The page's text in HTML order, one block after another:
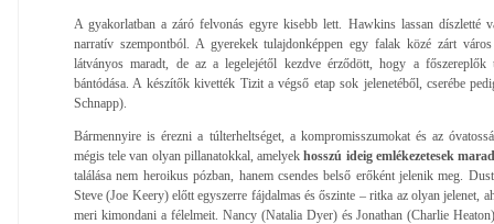
A gyakorlatban a záró felvonás egyre kisebb lett. Hawkins lassan díszletté
narratív szempontból. A gyerekek tulajdonképpen egy falak közé zárt
látványos maradt, de az a legelejétől kezdve érződött, hogy a főszereplők
bántódása. A készítők kivették Tizit a végső etap sok jelenetéből, cserébe
Schnapp).
Bármennyire is érezni a túlterheltséget, a kompromisszumokat és az
mégis tele van olyan pillanatokkal, amelyekhosszú ideig emlékezetesek
találása nem heroikus pózban, hanem csendes belső erőként jelenik meg.
Steve (Joe Keery) előtt egyszerre fájdalmas és őszinte – ritka az olyan jelenet,
meri kimondani a félelmeit. Nancy (Natalia Dyer) és Jonathan (Charlie